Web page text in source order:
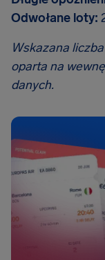
Odwołane loty:
Wskazana
oparta na
danych.